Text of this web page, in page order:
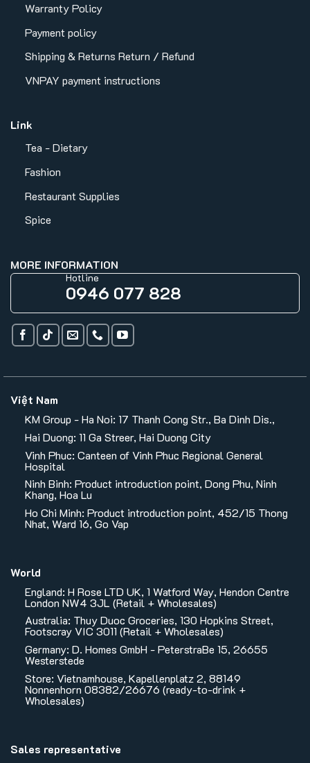
Warranty Policy
Payment policy
Shipping & Returns Return / Refund
VNPAY payment instructions
Link
Tea - Dietary
Fashion
Restaurant Supplies
Spice
MORE INFORMATION
Hotline
0946 077 828
Việt Nam
KM Group - Ha Noi: 17 Thanh Cong Str., Ba Dinh Dis.,
Hai Duong: 11 Ga Streer, Hai Duong City
Vinh Phuc: Canteen of Vinh Phuc Regional General
Hospital
Ninh Binh: Product introduction point, Dong Phu, Ninh
Khang, Hoa Lu
Ho Chi Minh: Product introduction point, 452/15 Thong
Nhat, Ward 16, Go Vap
World
England: H Rose LTD UK, 1 Watford Way, Hendon Centre
London NW4 3JL (Retail + Wholesales)
Australia: Thuy Duoc Groceries, 130 Hopkins Street,
Footscray VIC 3011 (Retail + Wholesales)
Germany: D. Homes GmbH - PeterstraBe 15, 26655
Westerstede
Store: Vietnamhouse, Kapellenplatz 2, 88149
Nonnenhorn 08382/26676 (ready-to-drink +
Wholesales)
Sales representative